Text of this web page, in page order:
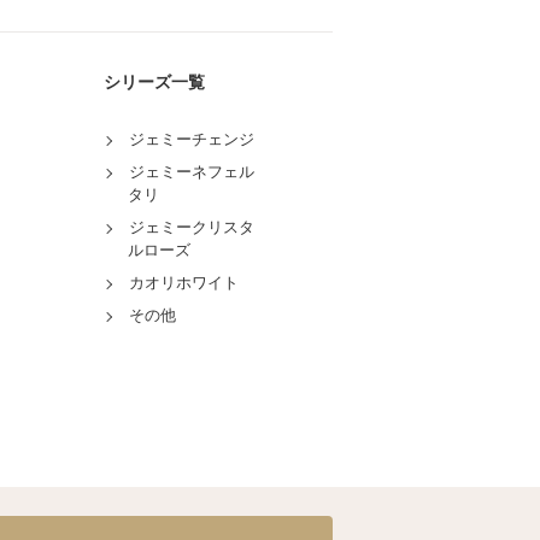
シリーズ一覧
ジェミーチェンジ
ジェミーネフェル
タリ
ジェミークリスタ
ルローズ
カオリホワイト
その他